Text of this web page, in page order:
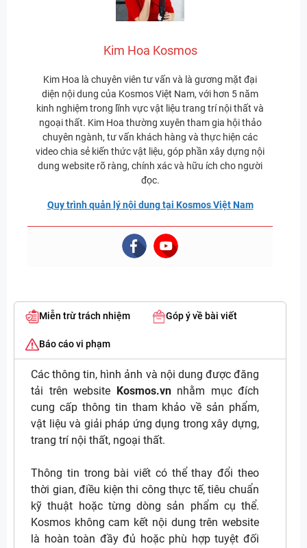
Kim Hoa Kosmos
Kim Hoa là chuyên viên tư vấn và là gương mặt đại
diện nội dung của Kosmos Việt Nam, với hơn 5 năm
kinh nghiệm trong lĩnh vực vật liệu trang trí nội thất và
ngoại thất. Kim Hoa thường xuyên tham gia hội thảo
chuyên ngành, tư vấn khách hàng và thực hiện các
video chia sẻ kiến thức vật liệu, góp phần xây dựng nội
dung website rõ ràng, chính xác và hữu ích cho người
đọc.
Quy trình quản lý nội dung tại Kosmos Việt Nam
Miễn trừ trách nhiệm Góp ý về bài viết
Báo cáo vi phạm
Các thông tin, hình ảnh và nội dung được đăng
tải trên website
Kosmos.vnnhằm mục đích
cung cấp thông tin tham khảo về sản phẩm,
vật liệu và giải pháp ứng dụng trong xây dựng,
trang trí nội thất, ngoại thất.
Thông tin trong bài viết có thể thay đổi theo
thời gian, điều kiện thi công thực tế, tiêu chuẩn
kỹ thuật hoặc từng dòng sản phẩm cụ thể.
Kosmos không cam kết nội dung trên website
là hoàn toàn đầy đủ hoặc phù hợp tuyệt đối